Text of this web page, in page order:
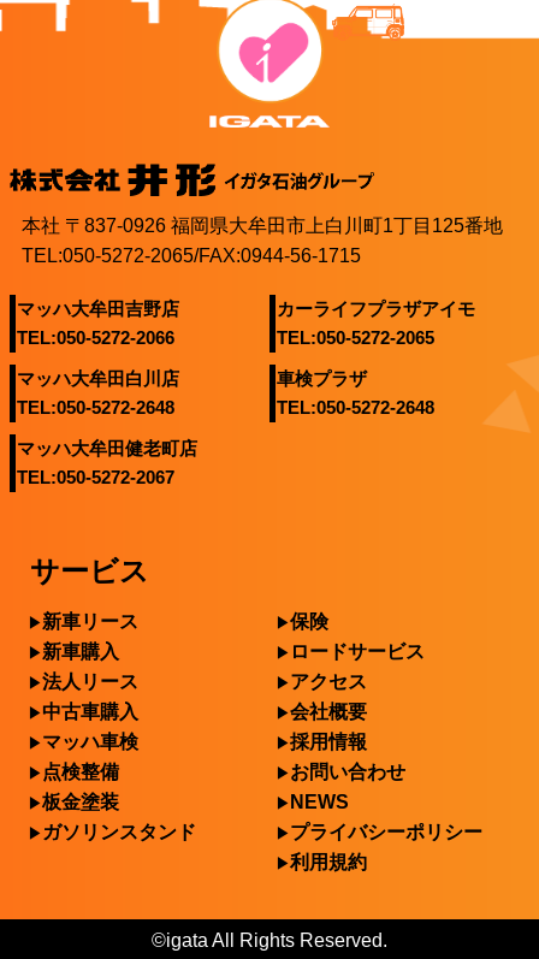
本社 〒837-0926 福岡県大牟田市上白川町1丁目125番地
TEL:050-5272-2065/FAX:0944-56-1715
マッハ大牟田吉野店
TEL:050-5272-2066
カーライフプラザアイモ
TEL:050-5272-2065
マッハ大牟田白川店
TEL:050-5272-2648
車検プラザ
TEL:050-5272-2648
マッハ大牟田健老町店
TEL:050-5272-2067
サービス
新車リース
新車購入
法人リース
中古車購入
マッハ車検
点検整備
板金塗装
ガソリンスタンド
保険
ロードサービス
アクセス
会社概要
採用情報
お問い合わせ
NEWS
プライバシーポリシー
利用規約
©igata All Rights Reserved.